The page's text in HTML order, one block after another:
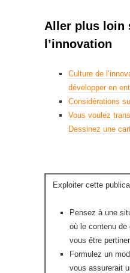
Aller plus loin
l’innovation
Culture de
développer en
Considérations
Vous voulez
Dessinez une
Exploiter cette
Pensez à une
où le contenu de
vous être
Formulez un
vous assurerait